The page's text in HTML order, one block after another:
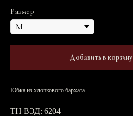
Размер
Добавить в корзину
Юбка из хлопкового бархата
ТН ВЭД: 6204